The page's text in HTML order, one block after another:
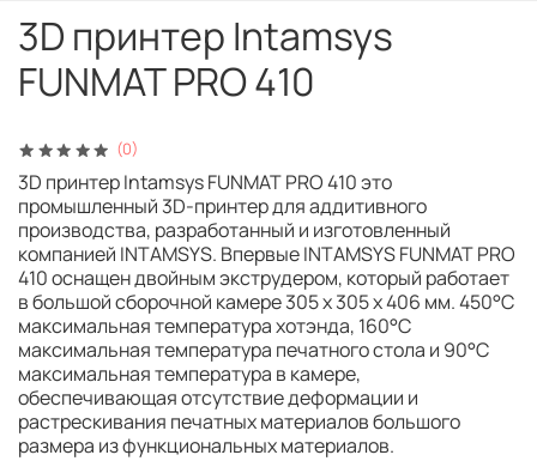
(0)
3D принтер Intamsys
FUNMAT PRO 410
3D принтер Intamsys FUNMAT PRO 410 это
промышленный 3D-принтер для аддитивного
производства, разработанный и изготовленный
компанией INTAMSYS. Впервые INTAMSYS FUNMAT PRO
410 оснащен двойным экструдером, который работает
в большой сборочной камере 305 x 305 x 406 мм. 450°C
максимальная температура хотэнда, 160°C
максимальная температура печатного стола и 90°C
максимальная температура в камере,
обеспечивающая отсутствие деформации и
растрескивания печатных материалов большого
размера из функциональных материалов.